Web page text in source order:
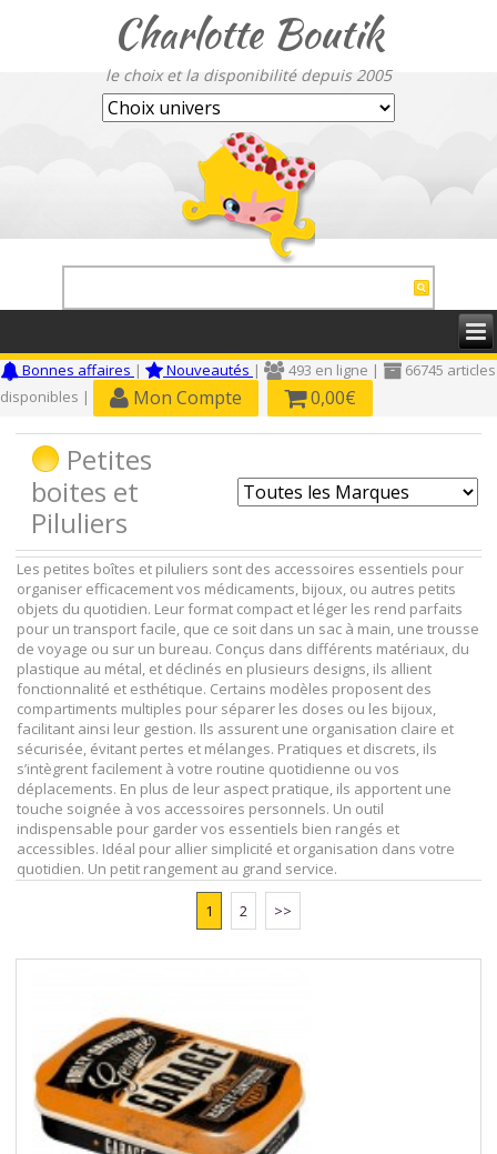
Charlotte Boutik
le choix et la disponibilité depuis 2005
Bonnes affaires | Nouveautés | 493 en ligne |
66745 articles
disponibles |
Mon Compte 0,00€
Petites
boites et
Piluliers
Les petites boîtes et piluliers sont des accessoires essentiels pour
organiser efficacement vos médicaments, bijoux, ou autres petits
objets du quotidien. Leur format compact et léger les rend parfaits
pour un transport facile, que ce soit dans un sac à main, une trousse
de voyage ou sur un bureau. Conçus dans différents matériaux, du
plastique au métal, et déclinés en plusieurs designs, ils allient
fonctionnalité et esthétique. Certains modèles proposent des
compartiments multiples pour séparer les doses ou les bijoux,
facilitant ainsi leur gestion. Ils assurent une organisation claire et
sécurisée, évitant pertes et mélanges. Pratiques et discrets, ils
s’intègrent facilement à votre routine quotidienne ou vos
déplacements. En plus de leur aspect pratique, ils apportent une
touche soignée à vos accessoires personnels. Un outil
indispensable pour garder vos essentiels bien rangés et
accessibles. Idéal pour allier simplicité et organisation dans votre
quotidien. Un petit rangement au grand service.
1 2 >>